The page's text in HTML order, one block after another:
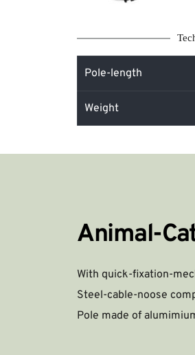
Pole-length
Weight
Animal-
With quick-fixation-
Steel-cable-noose
Pole made of